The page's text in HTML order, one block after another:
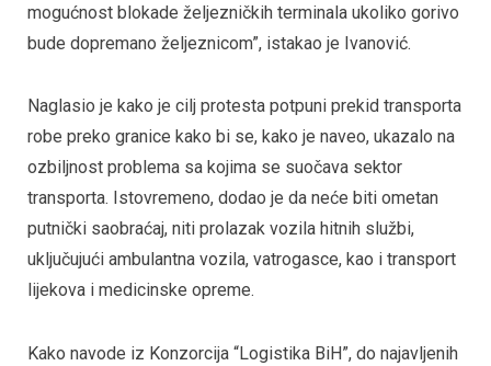
mogućnost blokade željezničkih terminala ukoliko gorivo
bude dopremano željeznicom”, istakao je Ivanović.
Naglasio je kako je cilj protesta potpuni prekid transporta
robe preko granice kako bi se, kako je naveo, ukazalo na
ozbiljnost problema sa kojima se suočava sektor
transporta. Istovremeno, dodao je da neće biti ometan
putnički saobraćaj, niti prolazak vozila hitnih službi,
uključujući ambulantna vozila, vatrogasce, kao i transport
lijekova i medicinske opreme.
Kako navode iz Konzorcija “Logistika BiH”, do najavljenih